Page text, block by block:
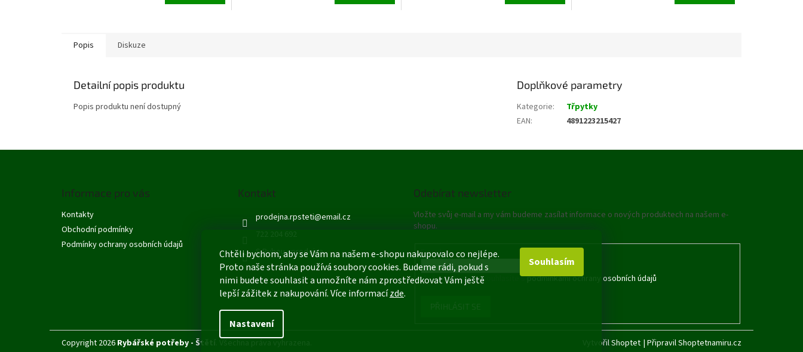
Chtěli bychom, aby se Vám na našem e-shopu nakupovalo co nejlépe.
Proto naše stránka používá soubory cookies. Budeme rádi, pokud s
nimi budete souhlasit a umožníte nám zprostředkovat Vám ještě
lepší zážitek z nakupování. Více informacízde.
Nastavení
Souhlasím
Popis Diskuze
Detailní popis produktu
Popis produktu není dostupný
Doplňkové parametry
Kategorie:
Třpytky
EAN: 4891223215427
Informace pro vás
Kontakty
Obchodní podmínky
Podmínky ochrany osobních údajů
Kontakt
prodejna.rpsteti@email.cz
S Rybou - prodejna
Odebírat newsletter
Vložte svůj e-mail a my vám budeme zasílat informace o nových produktech na našem e-
shopu.
E-mail
Vložením e-mailu souhlasíte spodmínkami ochrany osobních údajů
Vytvořil Shoptet | Připravil Shoptetnamiru.cz
Copyright 2026 Rybářské potřeby - Štětí